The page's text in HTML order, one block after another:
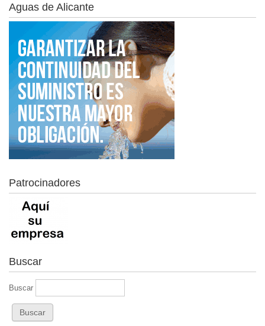
Aguas de Alicante
Patrocinadores
Buscar
Buscar